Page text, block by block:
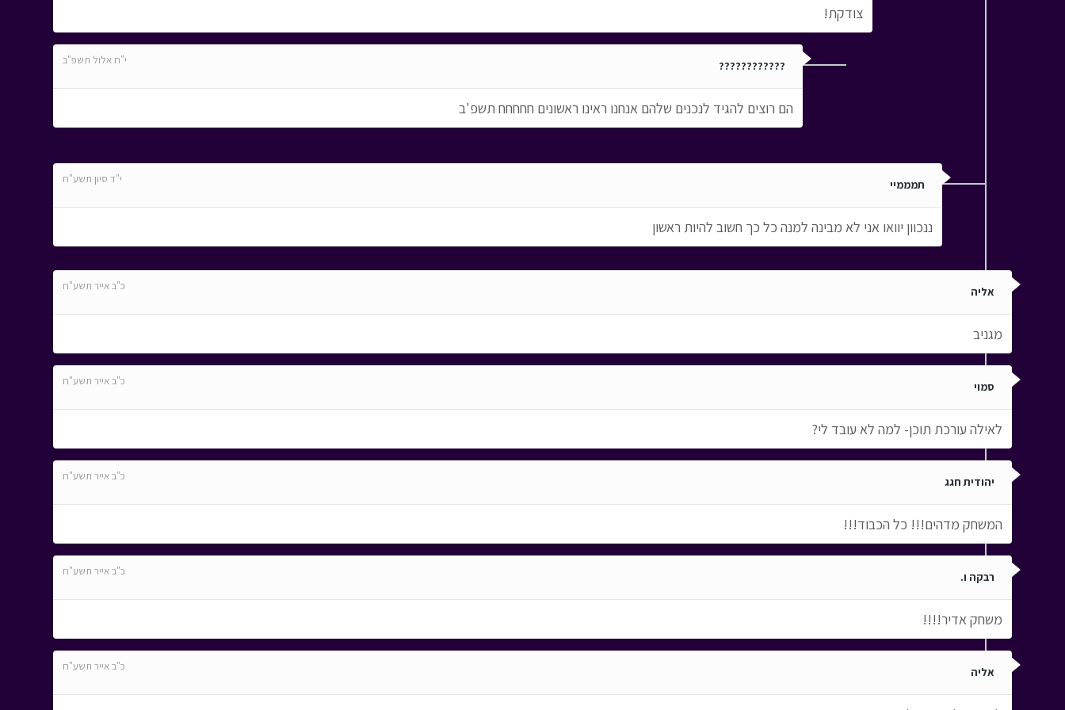
צודקת!
???????????? י"ח אלול תשפ"ב
הם רוצים להגיד לנכנים שלהם אנחנו ראינו ראשונים חחחחח תשפ'ב
תמממיי י"ד סיון תשע"ח
ננכוון יוואו אני לא מבינה למנה כל כך חשוב להיות ראשון
אליה כ"ב אייר תשע"ח
מגניב
סמוי כ"ב אייר תשע"ח
לאילה עורכת תוכן- למה לא עובד לי?
יהודית חגג כ"ב אייר תשע"ח
המשחק מדהים!!! כל הכבוד!!!
רבקה ו. כ"ב אייר תשע"ח
משחק אדיר!!!!
אליה כ"ב אייר תשע"ח